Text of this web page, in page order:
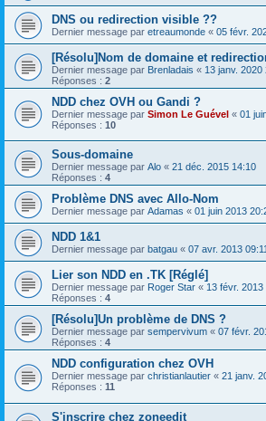
DNS ou redirection visible ??
Dernier message par etreaumonde « 05 févr.
[Résolu]Nom de domaine et
Dernier message par Brenladais « 13 janv. 2020
Réponses : 2
NDD chez OVH ou Gandi ?
Dernier message par Simon Le Guével « 01
Réponses : 10
Sous-domaine
Dernier message par Alo « 21 déc. 2015 14:10
Réponses : 4
Problème DNS avec Allo-Nom
Dernier message par Adamas « 01 juin 2013
NDD 1&1
Dernier message par batgau « 07 avr. 2013 09:11
Lier son NDD en .TK [Réglé]
Dernier message par Roger Star « 13 févr. 2013
Réponses : 4
[Résolu]Un problème de DNS ?
Dernier message par sempervivum « 07 févr.
Réponses : 4
NDD configuration chez OVH
Dernier message par christianlautier « 21 janv.
Réponses : 11
S'inscrire chez zoneedit